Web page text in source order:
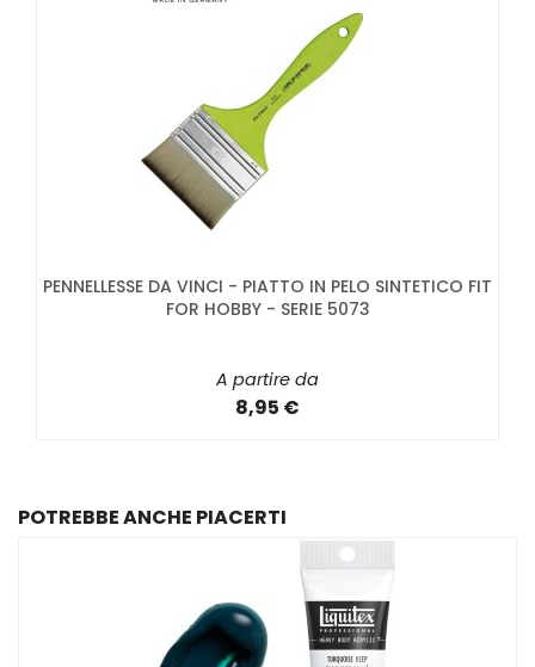
PENNELLESSE DA VINCI - PIATTO IN PELO SINTETICO FIT
FOR HOBBY - SERIE 5073
A partire da
8,95 €
POTREBBE ANCHE PIACERTI